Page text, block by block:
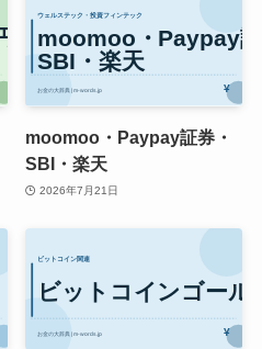
moomoo・Paypay証券・
SBI・楽天
2026年7月21日